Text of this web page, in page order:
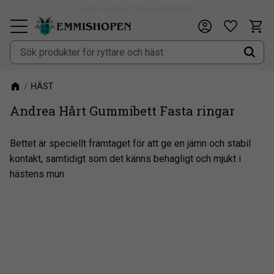
Meny
HÄST
Andrea Hårt Gummibett Fasta ringar
Bettet är speciellt framtaget för att ge en jämn och stabil
kontakt, samtidigt som det känns behagligt och mjukt i
hästens mun